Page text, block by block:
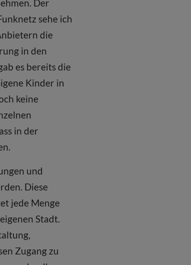
Der
sehe ich
die
in den
es bereits die
Kinder in
keine
in der
und
Diese
jede Menge
Stadt.
Zugang zu